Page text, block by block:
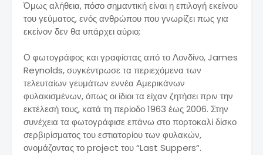
Όμως αλήθεια, πόσο σημαντική είναι η επιλογή εκείνου
του γεύματος, ενός ανθρώπου που γνωρίζει πως για
εκείνον δεν θα υπάρχει αύριο;
Ο φωτογράφος και γραφίστας από το Λονδίνο, James
Reynolds, συγκέντρωσε τα περιεχόμενα των
τελευταίων γευμάτων εννέα Αμερικάνων
φυλακισμένων, όπως οι ίδιοι τα είχαν ζητήσει πριν την
εκτέλεσή τους, κατά τη περίοδο 1963 έως 2006. Στην
συνέχεια τα φωτογράφισε επάνω στο πορτοκαλί δίσκο
σερβιρίσματος του εστιατορίου των φυλακών,
ονομάζοντας το project του “Last Suppers“.